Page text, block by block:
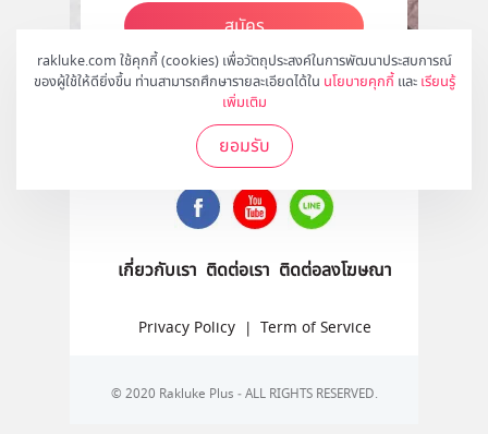
rakluke.com ใช้คุกกี้ (cookies) เพื่อวัตถุประสงค์ในการพัฒนาประสบการณ์
ของผู้ใช้ให้ดียิ่งขึ้น ท่านสามารถศึกษารายละเอียดได้ใน นโยบายคุกกี้ และ เรียนรู้
เพิ่มเติม
ยอมรับ
สมัคร
ติดตามเราได้ที่
เกี่ยวกับเรา ติดต่อเรา ติดต่อลงโฆษณา
Privacy Policy | Term of Service
© 2020 Rakluke Plus - ALL RIGHTS RESERVED.